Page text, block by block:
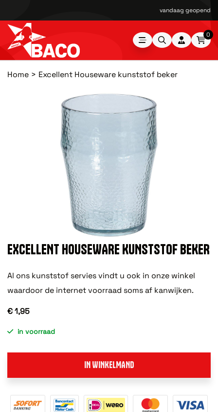
vandaag geopend
0
Home Excellent Houseware kunststof beker
EXCELLENT HOUSEWARE KUNSTSTOF BEKER
Al ons kunststof servies vindt u ook in onze winkel
waardoor de internet voorraad soms af kanwijken.
€ 1,95
in voorraad
IN WINKELMAND